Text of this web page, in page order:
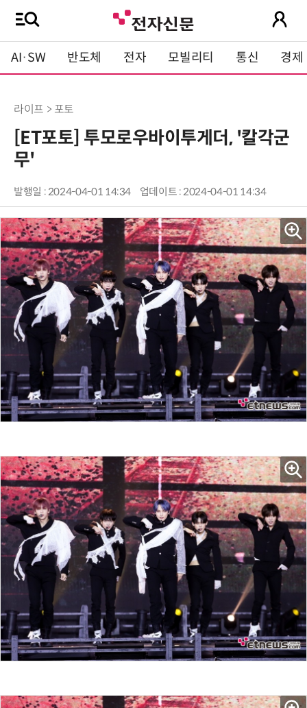
AI·SW 반도체 전자 모빌리티 통신 경제
라이프 > 포토
[ET포토] 투모로우바이투게더, '칼각군
무'
발행일 : 2024-04-01 14:34 업데이트 : 2024-04-01 14:34